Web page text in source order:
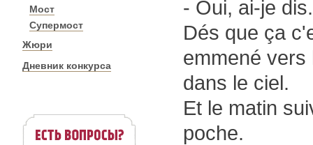
Мост
Супермост
Жюри
Дневник конкурса
- Oui, ai-je
Dés que ça
emmené vers
dans le ciel.
Et le matin
poche.